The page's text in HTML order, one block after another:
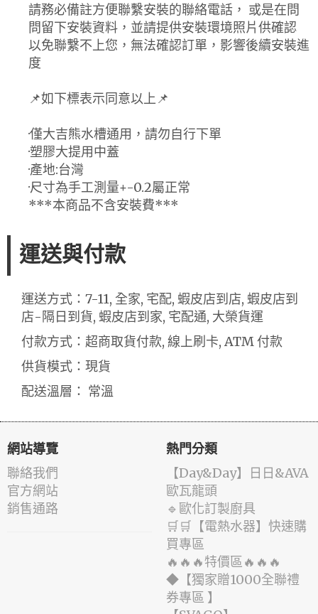
請務必備註方便聯繫安裝的聯絡電話， 或是在問
問留下安裝資料，並請提供安裝環境照片供確認
以免聯繫不上您，無法確認訂單，影響後續安裝進
度
📌如下標表示同意以上📌
·僅大吉熊水槽通用，請勿自行下單
·塑膠大提用中蓋
·產地:台灣
·尺寸為手工測量+-0.2屬正常
***本商品不含安裝費***
運送與付款
運送方式：7-11, 全家, 宅配, 蝦皮店到店, 蝦皮店到
店-隔日到貨, 蝦皮店到家, 宅配通, 大榮貨運
付款方式：超商取貨付款, 線上刷卡, ATM 付款
供貨模式：現貨
配送溫層： 常溫
網站導覽
聯絡我們
官方網站
銷售通路
熱門分類
️【Day&Day】️日日&AVA
歐瓦龍頭
🔹歐化訂製廚具
🛒🛒【電熱水器】快速購
買專區
🔥🔥🔥特價區🔥🔥🔥
◆【獨家贈1000全聯禮
券專區 】